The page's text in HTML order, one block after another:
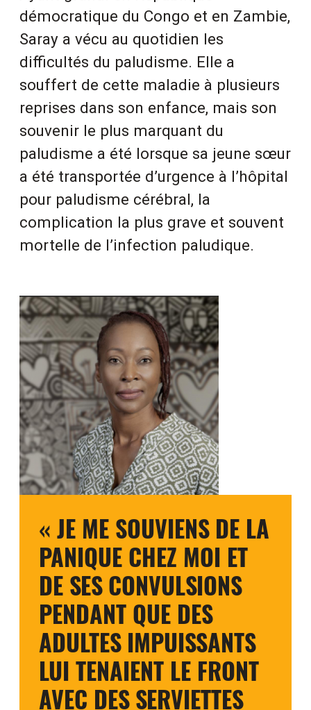
démocratique du Congo et en Zambie,
Saray a vécu au quotidien les
difficultés du paludisme. Elle a
souffert de cette maladie à plusieurs
reprises dans son enfance, mais son
souvenir le plus marquant du
paludisme a été lorsque sa jeune sœur
a été transportée d’urgence à l’hôpital
pour paludisme cérébral, la
complication la plus grave et souvent
mortelle de l’infection paludique.
« JE ME SOUVIENS DE LA
PANIQUE CHEZ MOI ET
DE SES CONVULSIONS
PENDANT QUE DES
ADULTES IMPUISSANTS
LUI TENAIENT LE FRONT
AVEC DES SERVIETTES